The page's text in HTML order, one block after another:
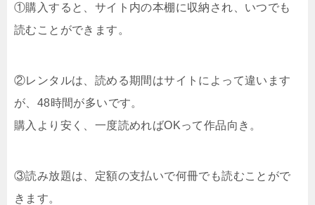
①購入すると、サイト内の本棚に収納され、いつでも
読むことができます。
②レンタルは、読める期間はサイトによって違います
が、48時間が多いです。
購入より安く、一度読めればOKって作品向き。
③読み放題は、定額の支払いで何冊でも読むことがで
きます。